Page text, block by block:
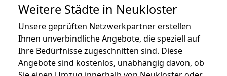
Weitere Städte in Neukloster
Unsere geprüften Netzwerkpartner erstellen
Ihnen unverbindliche Angebote, die speziell auf
Ihre Bedürfnisse zugeschnitten sind. Diese
Angebote sind kostenlos, unabhängig davon, ob